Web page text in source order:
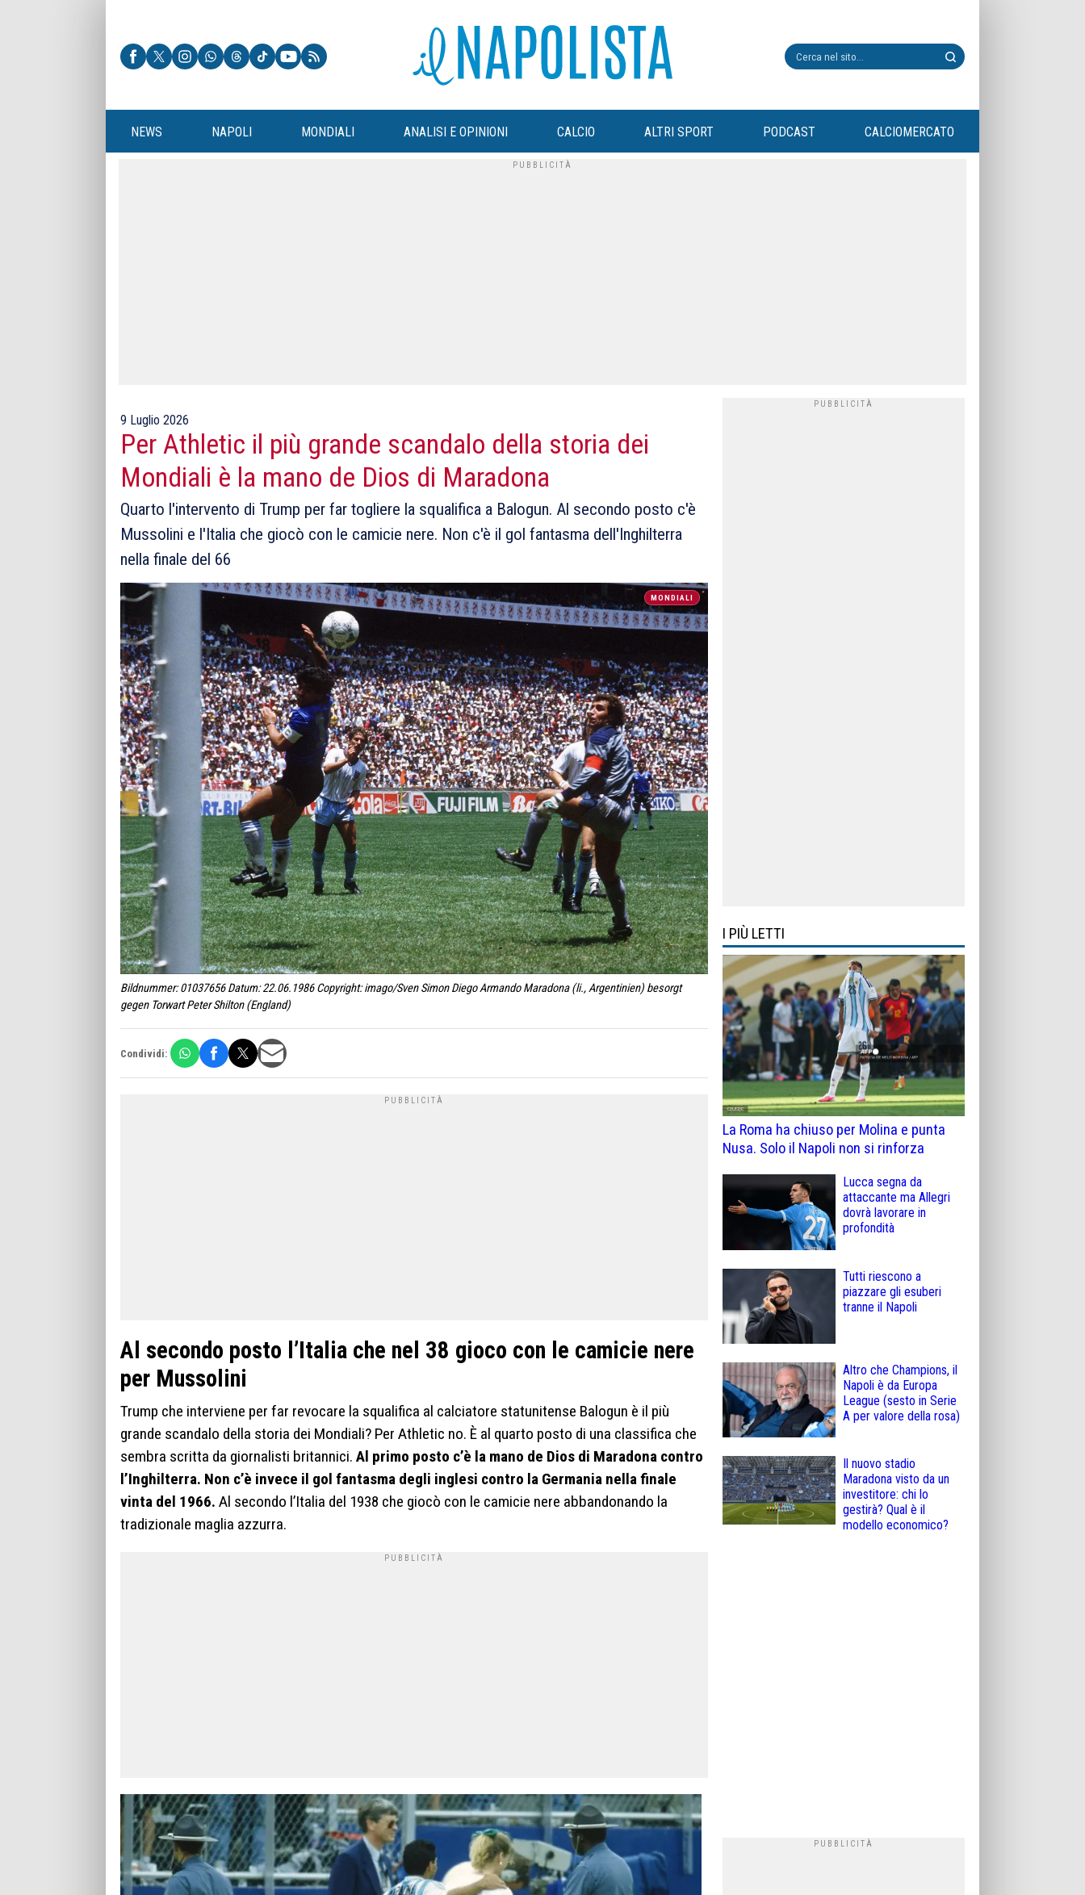
NEWS NAPOLI MONDIALI ANALISI E OPINIONI CALCIO ALTRI SPORT PODCAST CALCIOMERCATO
9 Luglio 2026
Per Athletic il più grande scandalo della storia dei
Mondiali è la mano de Dios di Maradona
Quarto l'intervento di Trump per far togliere la squalifica a Balogun. Al secondo posto c'è
Mussolini e l'Italia che giocò con le camicie nere. Non c'è il gol fantasma dell'Inghilterra
nella finale del 66
MONDIALI
Bildnummer: 01037656 Datum: 22.06.1986 Copyright: imago/Sven Simon Diego Armando Maradona (li., Argentinien) besorgt
gegen Torwart Peter Shilton (England)
Condividi:
Al secondo posto l’Italia che nel 38 gioco con le camicie nere
per Mussolini
Trump che interviene per far revocare la squalifica al calciatore statunitense Balogun è il più
grande scandalo della storia dei Mondiali? Per Athletic no. È al quarto posto di una classifica che
sembra scritta da giornalisti britannici. Al primo posto c’è la mano de Dios di Maradona contro
l’Inghilterra. Non c’è invece il gol fantasma degli inglesi contro la Germania nella finale
vinta del 1966. Al secondo l’Italia del 1938 che giocò con le camicie nere abbandonando la
tradizionale maglia azzurra.
I PIÙ LETTI
La Roma ha chiuso per Molina e punta
Nusa. Solo il Napoli non si rinforza
Lucca segna da
attaccante ma Allegri
dovrà lavorare in
profondità
Tutti riescono a
piazzare gli esuberi
tranne il Napoli
Altro che Champions, il
Napoli è da Europa
League (sesto in Serie
A per valore della rosa)
Il nuovo stadio
Maradona visto da un
investitore: chi lo
gestirà? Qual è il
modello economico?